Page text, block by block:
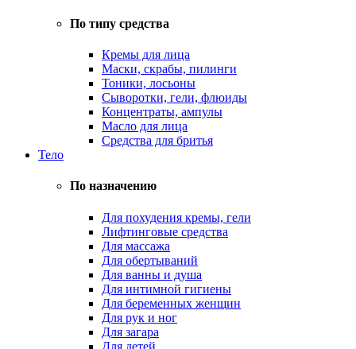
По типу средства
Кремы для лица
Маски, скрабы, пилинги
Тоники, лосьоны
Сыворотки, гели, флюиды
Концентраты, ампулы
Масло для лица
Средства для бритья
Тело
По назначению
Для похудения кремы, гели
Лифтинговые средства
Для массажа
Для обертываний
Для ванны и душа
Для интимной гигиены
Для беременных женщин
Для рук и ног
Для загара
Для детей